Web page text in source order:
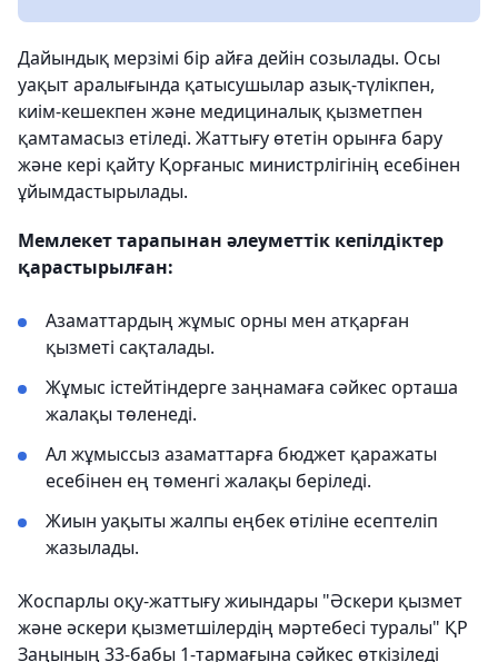
Дайындық мерзімі бір айға дейін созылады. Осы
уақыт аралығында қатысушылар азық-түлікпен,
киім-кешекпен және медициналық қызметпен
қамтамасыз етіледі. Жаттығу өтетін орынға бару
және кері қайту Қорғаныс министрлігінің есебінен
ұйымдастырылады.
Мемлекет тарапынан әлеуметтік кепілдіктер
қарастырылған:
Азаматтардың жұмыс орны мен атқарған
қызметі сақталады.
Жұмыс істейтіндерге заңнамаға сәйкес орташа
жалақы төленеді.
Ал жұмыссыз азаматтарға бюджет қаражаты
есебінен ең төменгі жалақы беріледі.
Жиын уақыты жалпы еңбек өтіліне есептеліп
жазылады.
Жоспарлы оқу-жаттығу жиындары "Әскери қызмет
және әскери қызметшілердің мәртебесі туралы" ҚР
Заңының 33-бабы 1-тармағына сәйкес өткізіледі